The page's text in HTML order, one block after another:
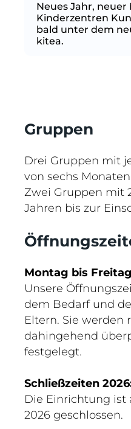
Neues Jahr, neuer
Kinderzentren
bald unter dem
kitea.
Gruppen
Drei Gruppen mit
von sechs
Zwei Gruppen mit
Jahren bis zur
Montag bis
Unsere
dem Bedarf und
Eltern. Sie werden
dahingehend
festgelegt.
Schließzeiten
Die Einrichtung ist
2026 geschlossen.